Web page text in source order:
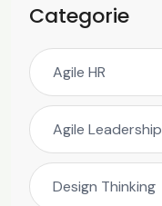
Categorie
Agile HR
Agile Leadership
Design Thinking